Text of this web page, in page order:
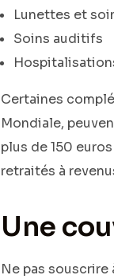
Lunettes et
Soins auditifs
Certaines
Mondiale,
plus de 150
retraités à
Une
Ne pas